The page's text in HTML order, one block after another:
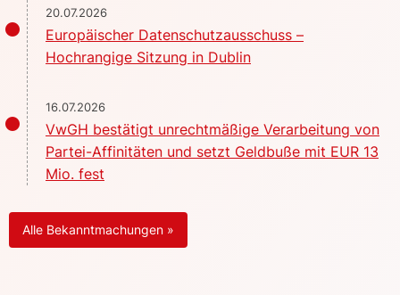
20.07.2026
Europäischer Datenschutzausschuss –
Hochrangige Sitzung in Dublin
16.07.2026
VwGH bestätigt unrechtmäßige Verarbeitung von
Partei-Affinitäten und setzt Geldbuße mit EUR 13
Mio. fest
Alle Bekanntmachungen »